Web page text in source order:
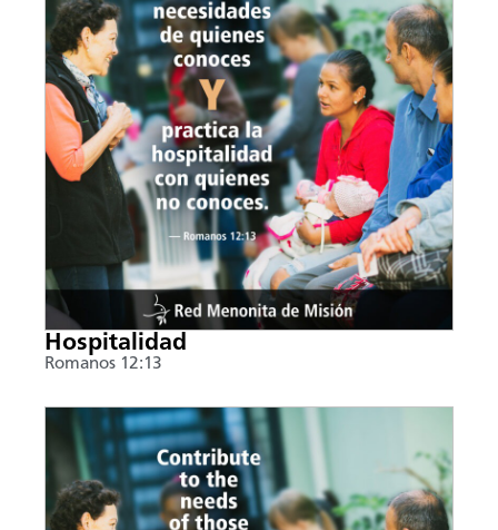
Hospitalidad
Romanos 12:13